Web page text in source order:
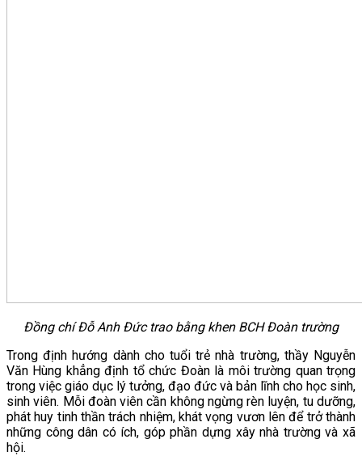
Đồng chí Đỗ Anh Đức trao bằng khen BCH Đoàn trường
Trong định hướng dành cho tuổi trẻ nhà trường, thầy Nguyễn
Văn Hùng khẳng định tổ chức Đoàn là môi trường quan trọng
trong việc giáo dục lý tưởng, đạo đức và bản lĩnh cho học sinh,
sinh viên. Mỗi đoàn viên cần không ngừng rèn luyện, tu dưỡng,
phát huy tinh thần trách nhiệm, khát vọng vươn lên để trở thành
những công dân có ích, góp phần dựng xây nhà trường và xã
hội.